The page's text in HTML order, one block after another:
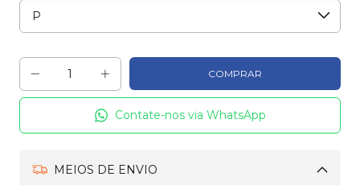
Contate-nos via WhatsApp
MEIOS DE ENVIO